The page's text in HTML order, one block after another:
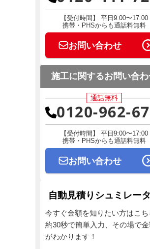
【受付時間】 平日9:00〜17:00
携帯・PHSからも通話料無料
お問い合わせ
施工に関するお問い合
通話無料
0120-962-
【受付時間】 平日9:00〜17:00
携帯・PHSからも通話料無料
お問い合わせ
自動見積りシュミレー
今すぐ金額を知りたい方はこち
約30秒で簡単入力、その場で
がわかります！